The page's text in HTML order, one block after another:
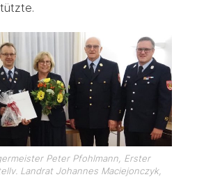
Peter Pfohlmann, Erster
Landrat Johannes Maciejonczyk,